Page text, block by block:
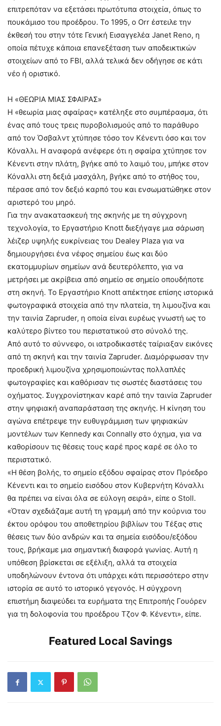
επιτρεπόταν να εξετάσει πρωτότυπα στοιχεία, όπως το
πουκάμισο του προέδρου. Το 1995, ο Orr έστειλε την
έκθεσή του στην τότε Γενική Εισαγγελέα Janet Reno, η
οποία πέτυχε κάποια επανεξέταση των αποδεικτικών
στοιχείων από το FBI, αλλά τελικά δεν οδήγησε σε κάτι
νέο ή οριστικό.
Η «ΘΕΩΡΙΑ ΜΙΑΣ ΣΦΑΙΡΑΣ»
Η «θεωρία μιας σφαίρας» κατέληξε στο συμπέρασμα, ότι
ένας από τους τρεις πυροβολισμούς από το παράθυρο
από τον Όσβαλντ χτύπησε τόσο τον Κένεντι όσο και τον
Κόναλλι. Η αναφορά ανέφερε ότι η σφαίρα χτύπησε τον
Κένεντι στην πλάτη, βγήκε από το λαιμό του, μπήκε στον
Κόναλλι στη δεξιά μασχάλη, βγήκε από το στήθος του,
πέρασε από τον δεξιό καρπό του και ενσωματώθηκε στον
αριστερό του μηρό.
Για την ανακατασκευή της σκηνής με τη σύγχρονη
τεχνολογία, το Εργαστήριο Knott διεξήγαγε μια σάρωση
λέιζερ υψηλής ευκρίνειας του Dealey Plaza για να
δημιουργήσει ένα νέφος σημείου έως και δύο
εκατομμυρίων σημείων ανά δευτερόλεπτο, για να
μετρήσει με ακρίβεια από σημείο σε σημείο οπουδήποτε
στη σκηνή. Το Εργαστήριο Knott απέκτησε επίσης ιστορικά
φωτογραφικά στοιχεία από την πλατεία, τη λιμουζίνα και
την ταινία Zapruder, η οποία είναι ευρέως γνωστή ως το
καλύτερο βίντεο του περιστατικού στο σύνολό της.
Από αυτό το σύννεφο, οι ιατροδικαστές ταίριαξαν εικόνες
από τη σκηνή και την ταινία Zapruder. Διαμόρφωσαν την
προεδρική λιμουζίνα χρησιμοποιώντας πολλαπλές
φωτογραφίες και καθόρισαν τις σωστές διαστάσεις του
οχήματος. Συγχρονίστηκαν καρέ από την ταινία Zapruder
στην ψηφιακή αναπαράσταση της σκηνής. Η κίνηση του
αγώνα επέτρεψε την ευθυγράμμιση των ψηφιακών
μοντέλων των Kennedy και Connally στο όχημα, για να
καθορίσουν τις θέσεις τους καρέ προς καρέ σε όλο το
περιστατικό.
«Η θέση βολής, το σημείο εξόδου σφαίρας στον Πρόεδρο
Κένεντι και το σημείο εισόδου στον Κυβερνήτη Κόναλλι
θα πρέπει να είναι όλα σε εύλογη σειρά», είπε ο Stoll.
«Όταν σχεδιάζαμε αυτή τη γραμμή από την κούρνια του
έκτου ορόφου του αποθετηρίου βιβλίων του Τέξας στις
θέσεις των δύο ανδρών και τα σημεία εισόδου/εξόδου
τους, βρήκαμε μια σημαντική διαφορά γωνίας. Αυτή η
υπόθεση βρίσκεται σε εξέλιξη, αλλά τα στοιχεία
υποδηλώνουν έντονα ότι υπάρχει κάτι περισσότερο στην
ιστορία σε αυτό το ιστορικό γεγονός. Η σύγχρονη
επιστήμη διαψεύδει τα ευρήματα της Επιτροπής Γουόρεν
για τη δολοφονία του προέδρου Τζον Φ. Κένεντι», είπε.
Featured Local Savings